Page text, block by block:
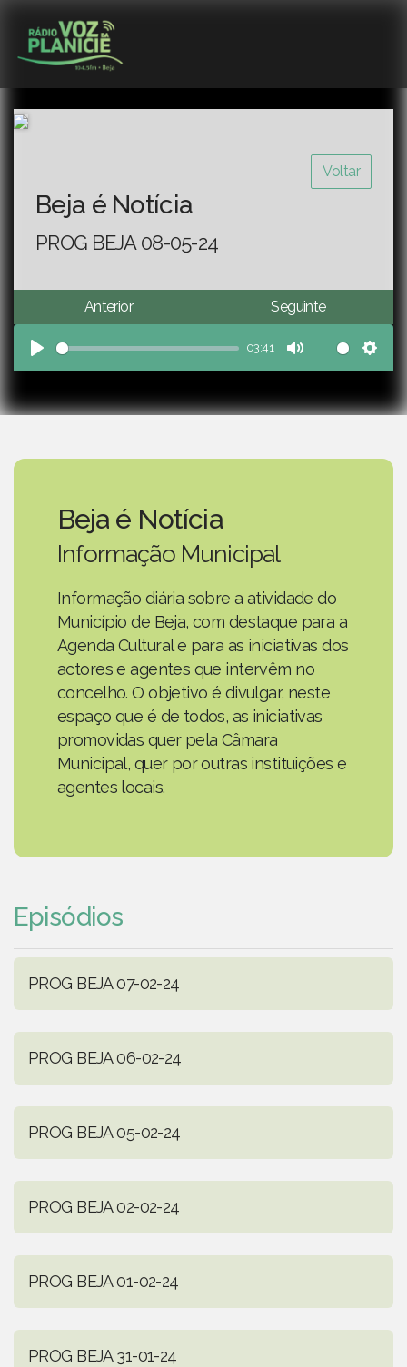
Voltar
Beja é Notícia
PROG BEJA 08-05-24
Anterior Seguinte
Play
03:41
Mute
Beja é Notícia
Informação Municipal
Informação diária sobre a atividade do
Município de Beja, com destaque para a
Agenda Cultural e para as iniciativas dos
actores e agentes que intervêm no
concelho. O objetivo é divulgar, neste
espaço que é de todos, as iniciativas
promovidas quer pela Câmara
Municipal, quer por outras instituições e
agentes locais.
Episódios
PROG BEJA 07-02-24
PROG BEJA 06-02-24
PROG BEJA 05-02-24
PROG BEJA 02-02-24
PROG BEJA 01-02-24
PROG BEJA 31-01-24